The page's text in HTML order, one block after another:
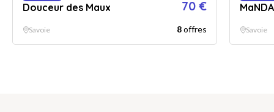
Douceur des Maux 70 €
Savoie 8offres Savoie